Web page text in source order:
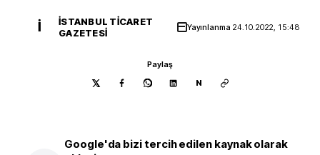
İ
İSTANBUL TICARET
GAZETESI
Yayınlanma 24.10.2022, 15:48
Paylaş
N
Google'da bizi tercih edilen kaynak olarak